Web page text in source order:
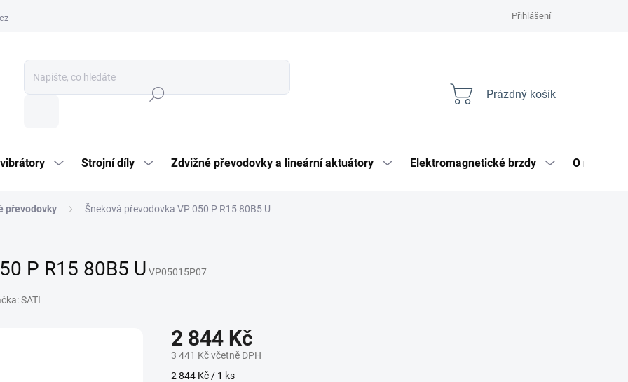
Přihlášení
Nákupní
Prázdný košík
Strojní díly Zdvižné převodovky a lineární aktuátory Elektromagnetické brzdy O nás
převodovky Šneková převodovka VP 050 P R15 80B5 U
P R15 80B5 U VP05015P07
SATI
2 844 Kč
3 441 Kč včetně DPH
Měrná
2 844 Kč / 1 ks